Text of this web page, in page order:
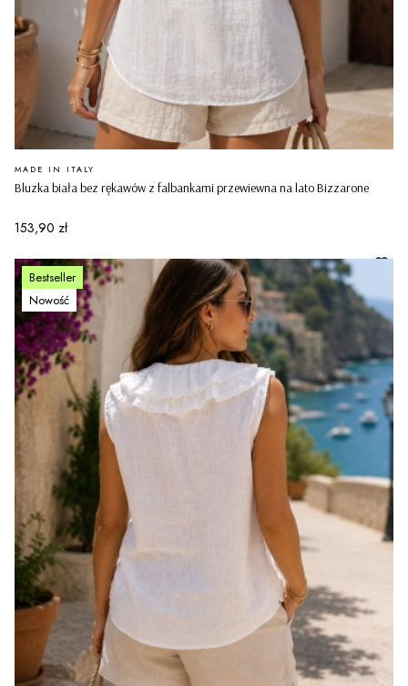
Bluzka biała bez rękawów z falbankami przewiewna na lato Bizzarone
PRODUCENT
MADE IN ITALY
Cena
153,90 zł
Bestseller
Nowość